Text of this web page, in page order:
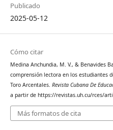
Publicado
2025-05-12
Cómo citar
Medina Anchundia, M. V., & Benavides
comprensión lectora en los estudiantes
Toro Arcentales. Revista Cubana De
a partir de https://revistas.uh.cu/rces/
Más formatos de cita